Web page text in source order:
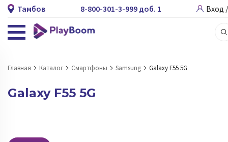
Тамбов 8-800-301-3-999 доб. 1 Вход
Главная Каталог Смартфоны Samsung Galaxy F55 5G
Galaxy F55 5G